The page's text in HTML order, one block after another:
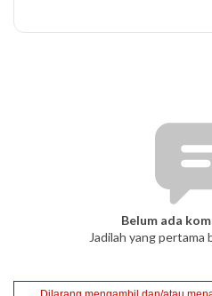
Belum ada
Jadilah yang